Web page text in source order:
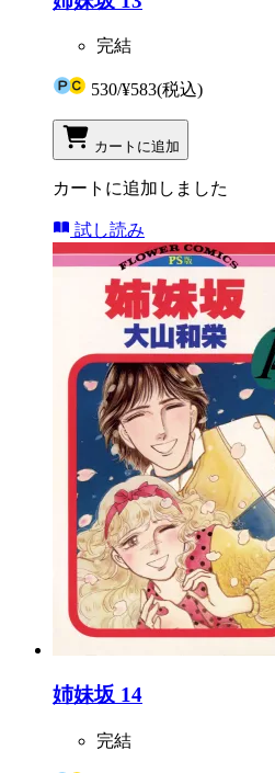
完結
530/¥583(税込)
カートに追加
カートに追加しました
試し読み
姉妹坂 14
完結